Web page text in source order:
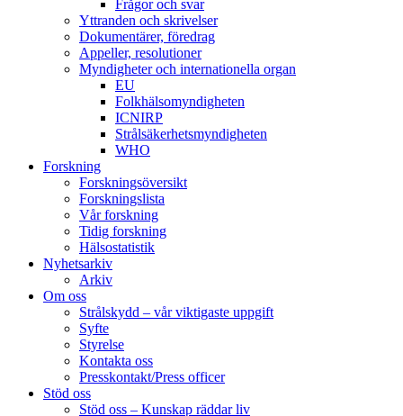
Frågor och svar
Yttranden och skrivelser
Dokumentärer, föredrag
Appeller, resolutioner
Myndigheter och internationella organ
EU
Folkhälsomyndigheten
ICNIRP
Strålsäkerhetsmyndigheten
WHO
Forskning
Forskningsöversikt
Forskningslista
Vår forskning
Tidig forskning
Hälsostatistik
Nyhetsarkiv
Arkiv
Om oss
Strålskydd – vår viktigaste uppgift
Syfte
Styrelse
Kontakta oss
Presskontakt/Press officer
Stöd oss
Stöd oss – Kunskap räddar liv